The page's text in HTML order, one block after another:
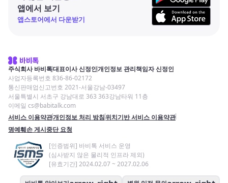
앱에서 보기
앱스토어에서 다운받기
주식회사 바비톡대표이사 신정인개인정보 관리책임자 신정인
사업자등록번호 836-86-02172
통신판매업신고번호 2021-서울강남-03497
서울특별시 서초구 강남대로 363 363강남타워 11층
이메일 cs@babitalk.com
서비스 이용약관개인정보 처리 방침위치기반 서비스 이용약관
명예훼손 게시중단 요청
[인증범위] 바비톡 서비스 운영
(심사받지 않은 물리적 인프라 제외)
[유효기간] 2024.02.07 ~ 2027.02.06